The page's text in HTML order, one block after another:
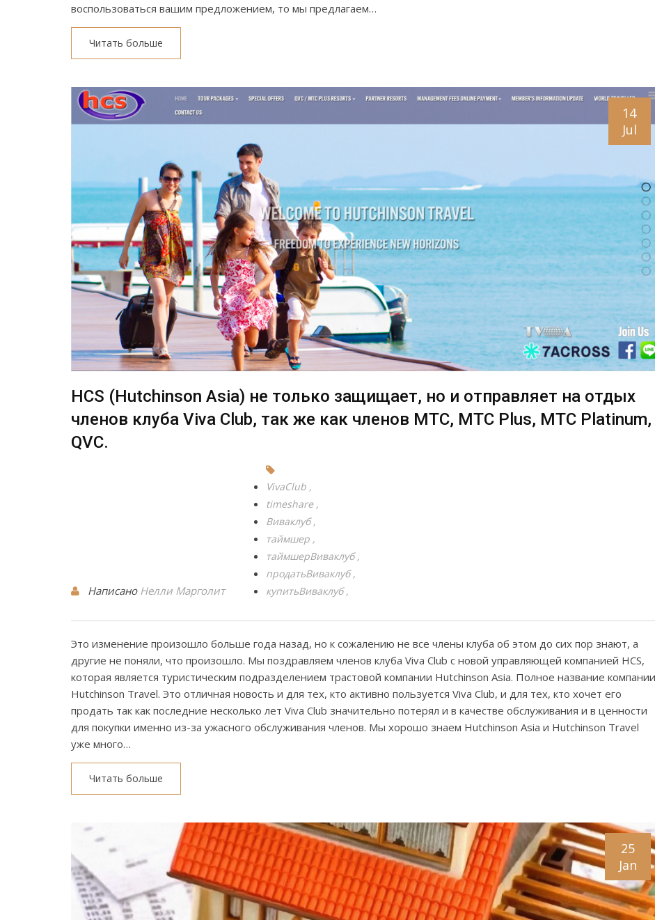
воспользоваться вашим предложением, то мы предлагаем…
Читать больше
14
Jul
HCS (Hutchinson Asia) не только защищает, но и отправляет на отдых
членов клуба Viva Club, так же как членов MTC, MTC Plus, MTC Platinum,
QVC.
Написано Нелли Марголит
VivaClub
timeshare
Виваклуб
таймшер
таймшерВиваклуб
продатьВиваклуб
купитьВиваклуб
Это изменение произошло больше года назад, но к сожалению не все члены клуба об этом до сих пор знают, а
другие не поняли, что произошло. Мы поздравляем членов клуба Viva Club с новой управляющей компанией HCS,
которая является туристическим подразделением трастовой компании Hutchinson Asia. Полное название компании
Hutchinson Travel. Это отличная новость и для тех, кто активно пользуется Viva Club, и для тех, кто хочет его
продать так как последние несколько лет Viva Club значительно потерял и в качестве обслуживания и в ценности
для покупки именно из-за ужасного обслуживания членов. Мы хорошо знаем Hutchinson Asia и Hutchinson Travel
уже много…
Читать больше
25
Jan